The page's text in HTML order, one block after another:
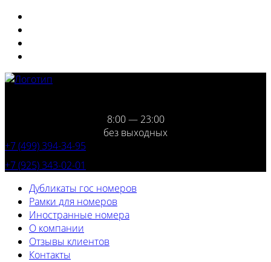
8:00 — 23:00
без выходных
+7 (499) 394-34-95
+7 (925) 343-02-01
Дубликаты гос номеров
Рамки для номеров
Иностранные номера
О компании
Отзывы клиентов
Контакты